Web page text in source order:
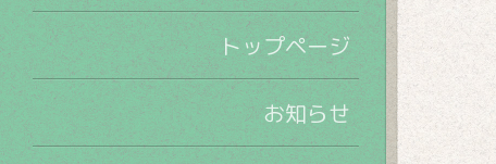
トップページ
お知らせ